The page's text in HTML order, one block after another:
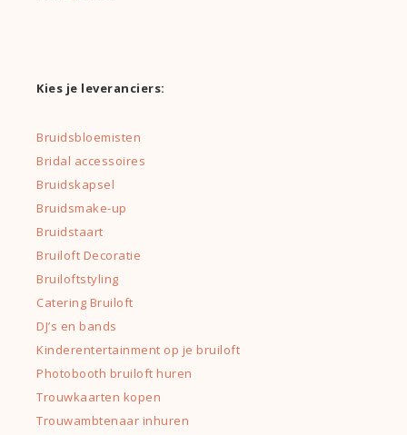
Kies je leveranciers:
Bruidsbloemisten
Bridal accessoires
Bruidskapsel
Bruidsmake-up
Bruidstaart
Bruiloft Decoratie
Bruiloftstyling
Catering Bruiloft
DJ’s en bands
Kinderentertainment op je bruiloft
Photobooth bruiloft huren
Trouwkaarten kopen
Trouwambtenaar inhuren